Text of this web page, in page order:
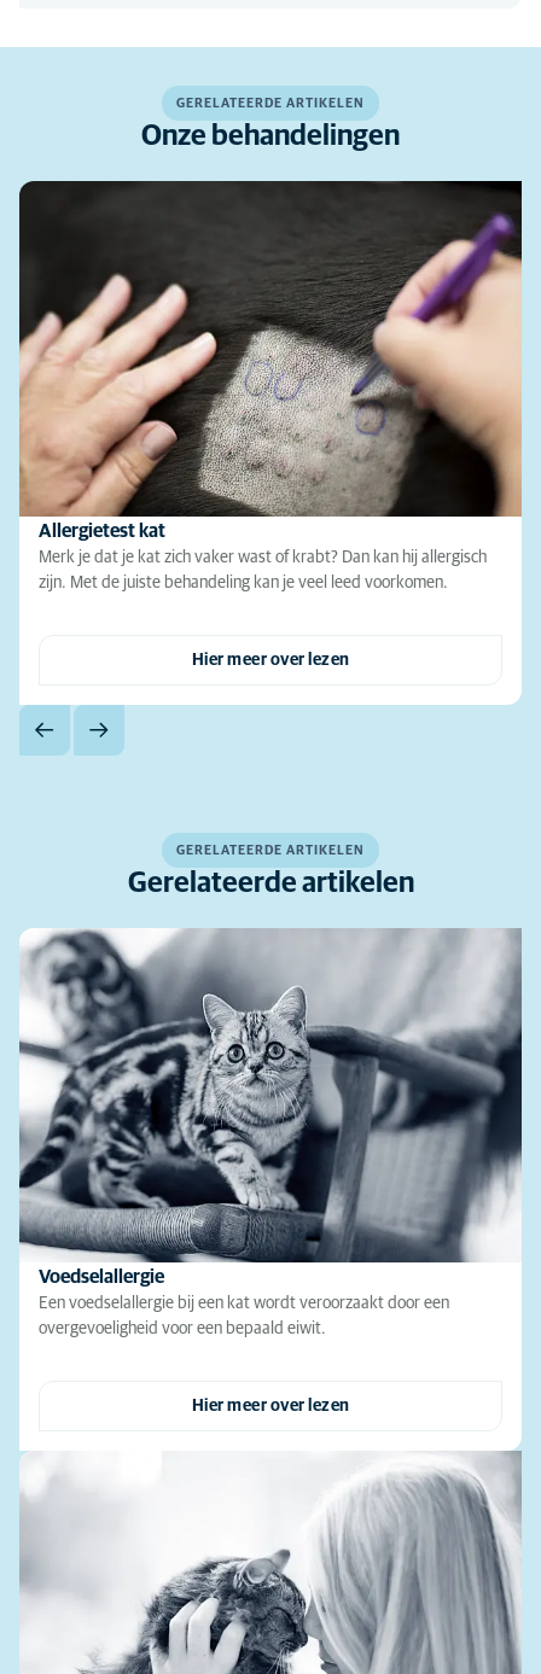
GERELATEERDE ARTIKELEN
Onze behandelingen
Allergietest kat
Merk je dat je kat zich vaker wast of krabt? Dan kan hij allergisch
zijn. Met de juiste behandeling kan je veel leed voorkomen.
Hier meer over lezen
GERELATEERDE ARTIKELEN
Gerelateerde artikelen
Voedselallergie
Een voedselallergie bij een kat wordt veroorzaakt door een
overgevoeligheid voor een bepaald eiwit.
Hier meer over lezen